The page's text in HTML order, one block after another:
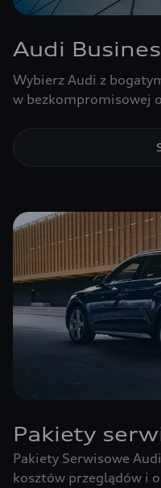
Audi
Wybierz Audi z
w bezkompromisowej
Pakiety
Pakiety Serwisowe
kosztów przeglądów i